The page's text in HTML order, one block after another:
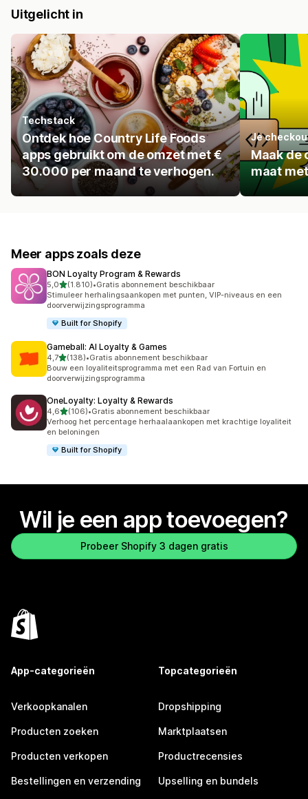
Uitgelicht in
Techstack
Ontdek hoe Country Life Foods
apps gebruikt om de omzet met €
30.000 per maand te verhogen.
Je
Maak de
maat
Meer apps zoals deze
BON Loyalty Program & Rewards
5,0van 5 sterren
(1.810)
1810 recensies in totaal
•Gratis abonnement beschikbaar
Stimuleer herhalingsaankopen met punten, VIP-niveaus en een
doorverwijzingsprogramma
Built for Shopify
Gameball: AI Loyalty & Games
4,7van 5 sterren
(138)
138 recensies in totaal
•Gratis abonnement beschikbaar
Bouw een loyaliteitsprogramma met een Rad van Fortuin en
doorverwijzingsprogramma
OneLoyalty: Loyalty & Rewards
4,6van 5 sterren
(106)
106 recensies in totaal
•Gratis abonnement beschikbaar
Verhoog het percentage herhaalaankopen met krachtige loyaliteit
en beloningen
Built for Shopify
Wil je een app toevoegen?
Probeer Shopify 3 dagen gratis
App-categorieën
Verkoopkanalen
Producten zoeken
Producten verkopen
Bestellingen en verzending
Topcategorieën
Dropshipping
Marktplaatsen
Productrecensies
Upselling en bundels